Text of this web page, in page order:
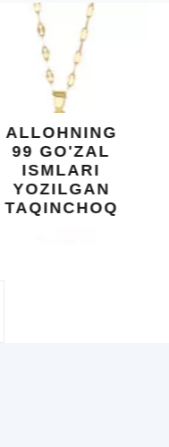
O'SUVCHI
KUNDUR
DARAXTINING
SHIFOBAXSH
YELIMI: AQL,
XOTIRA VA
UMUMIY
SALOMATLIK
UCHUN
BEBAHO
NE'MAT